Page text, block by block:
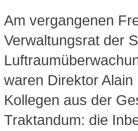
Am vergangenen
Verwaltungsrat der
waren Direktor
Kollegen aus der
Traktandum: die